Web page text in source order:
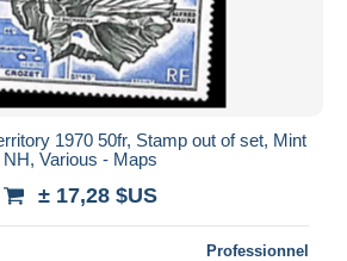
1970 50fr, Stamp out of set, Mint
NH, Various - Maps
± 17,28 $US
Professionnel